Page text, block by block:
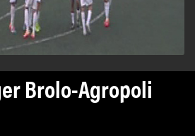
Brolo-Agropoli